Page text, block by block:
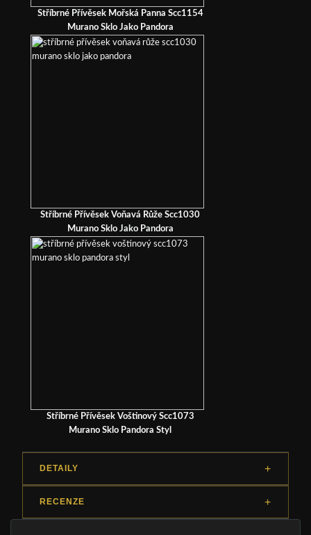
Stříbrné Přívěsek Mořská Panna Scc1154
Murano Sklo Jako Pandora
Stříbrné Přívěsek Voňavá Růže Scc1030
Murano Sklo Jako Pandora
Stříbrné Přívěsek Voštinový Scc1073
Murano Sklo Pandora Styl
DETAILY
RECENZE